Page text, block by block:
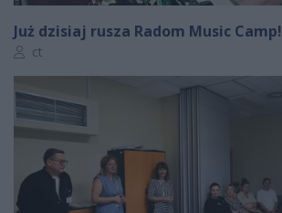
Już dzisiaj rusza Radom Music Camp!
Autor artykułu:
ct